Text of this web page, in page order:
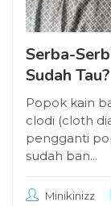
Serba-
Sudah Tau?
Popok kain
clodi (cloth
pengganti
sudah ban...
Minikinizz